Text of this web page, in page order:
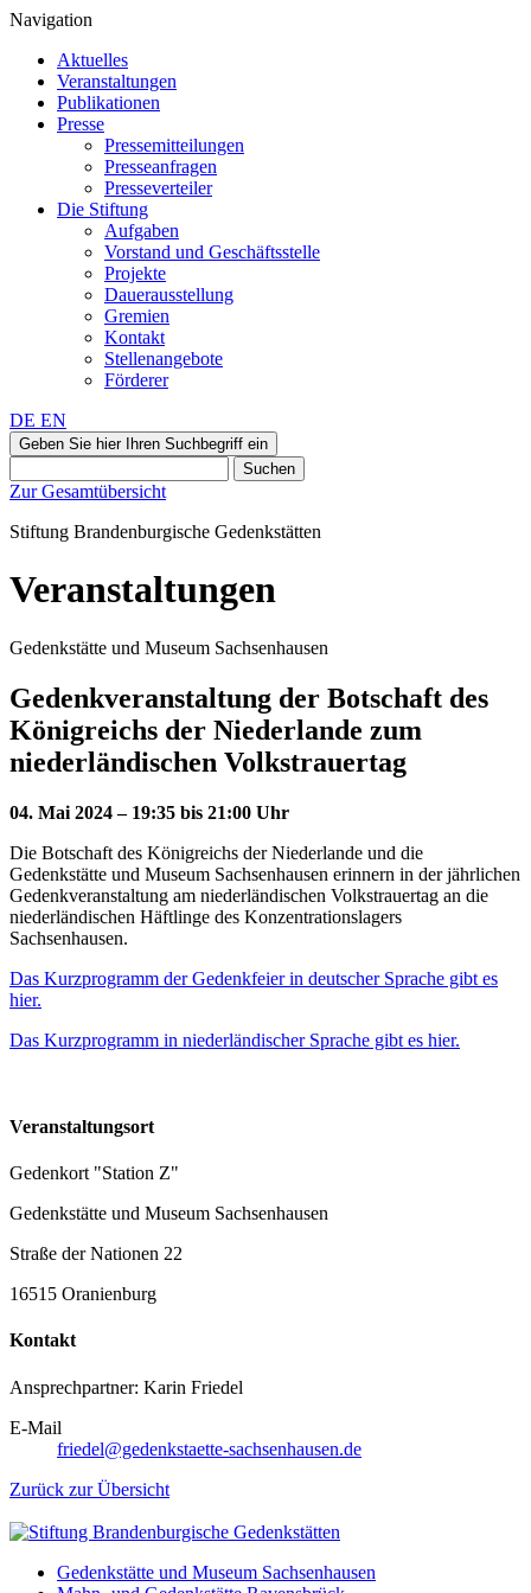
Navigation
Aktuelles
Veranstaltungen
Publikationen
Presse
Pressemitteilungen
Presseanfragen
Presseverteiler
Die Stiftung
Aufgaben
Vorstand und Geschäftsstelle
Projekte
Dauerausstellung
Gremien
Kontakt
Stellenangebote
Förderer
DE EN
Geben Sie hier Ihren Suchbegriff ein
Suchen
Zur Gesamtübersicht
Stiftung Brandenburgische Gedenkstätten
Veranstaltungen
Gedenkstätte und Museum Sachsenhausen
Gedenkveranstaltung der Botschaft des
Königreichs der Niederlande zum
niederländischen Volkstrauertag
04. Mai 2024 – 19:35 bis 21:00 Uhr
Die Botschaft des Königreichs der Niederlande und die
Gedenkstätte und Museum Sachsenhausen erinnern in der jährlichen
Gedenkveranstaltung am niederländischen Volkstrauertag an die
niederländischen Häftlinge des Konzentrationslagers
Sachsenhausen.
Das Kurzprogramm der Gedenkfeier in deutscher Sprache gibt es
hier.
Das Kurzprogramm in niederländischer Sprache gibt es hier.
Veranstaltungsort
Gedenkort "Station Z"
Gedenkstätte und Museum Sachsenhausen
Straße der Nationen 22
16515 Oranienburg
Kontakt
Ansprechpartner: Karin Friedel
E-Mail
friedel@gedenkstaette-sachsenhausen.de
Zurück zur Übersicht
Gedenkstätte und Museum Sachsenhausen